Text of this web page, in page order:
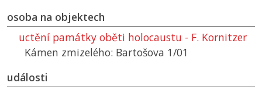
osoba na objektech
uctění památky oběti holocaustu - F. Kornitzer
Kámen zmizelého: Bartošova 1/01
události